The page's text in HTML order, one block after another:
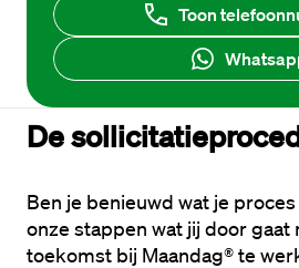
Toon
De
Ben je benieuwd wat je
onze stappen wat jij door gaat
toekomst bij Maandag® te